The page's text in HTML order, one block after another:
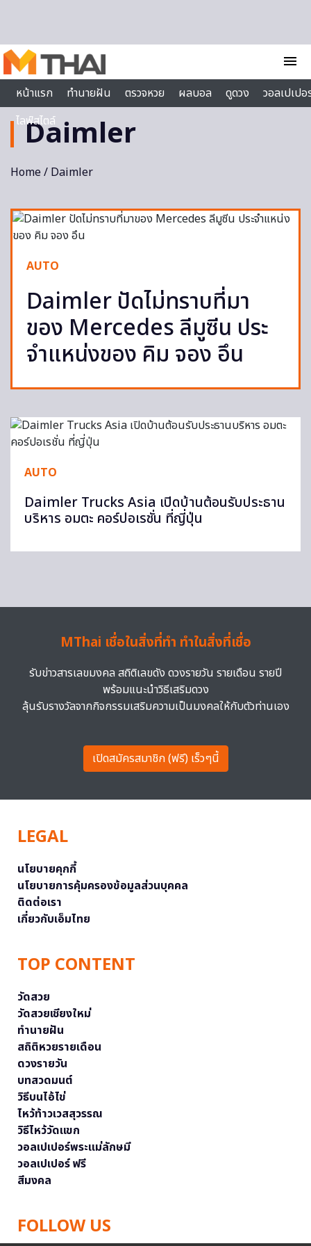
menu
หน้าแรก
ทำนายฝัน ตรวจหวย ผลบอล ดูดวง
วอลเปเป
ไลฟ์สไตล์
Daimler
Home/ Daimler
AUTO
Daimler ปัดไม่ทราบที่มา
ของ Mercedes ลีมูซีน ประ
จำแหน่งของ คิม จอง อึน
AUTO
Daimler Trucks Asia เปิดบ้านต้อนรับประธาน
บริหาร อมตะ คอร์ปอเรชั่น ที่ญี่ปุ่น
MThai เชื่อในสิ่งที่ทำ ทำในสิ่งที่เชื่อ
รับข่าวสารเลขมงคล สถิติเลขดัง ดวงรายวัน รายเดือน รายปี
พร้อมแนะนำวิธีเสริมดวง
ลุ้นรับรางวัลจากกิจกรรมเสริมความเป็นมงคลให้กับตัวท่านเอง
เปิดสมัครสมาชิก (ฟรี) เร็วๆนี้
LEGAL
นโยบายคุกกี้
นโยบายการคุ้มครองข้อมูลส่วนบุคคล
ติดต่อเรา
เกี่ยวกับเอ็มไทย
TOP CONTENT
วัดสวย
วัดสวยเชียงใหม่
ทำนายฝัน
สถิติหวยรายเดือน
ดวงรายวัน
บทสวดมนต์
วิธีบนไอ้ไข่
ไหว้ท้าวเวสสุวรรณ
วิธีไหว้วัดแขก
วอลเปเปอร์พระแม่ลักษมี
วอลเปเปอร์ ฟรี
สีมงคล
FOLLOW US